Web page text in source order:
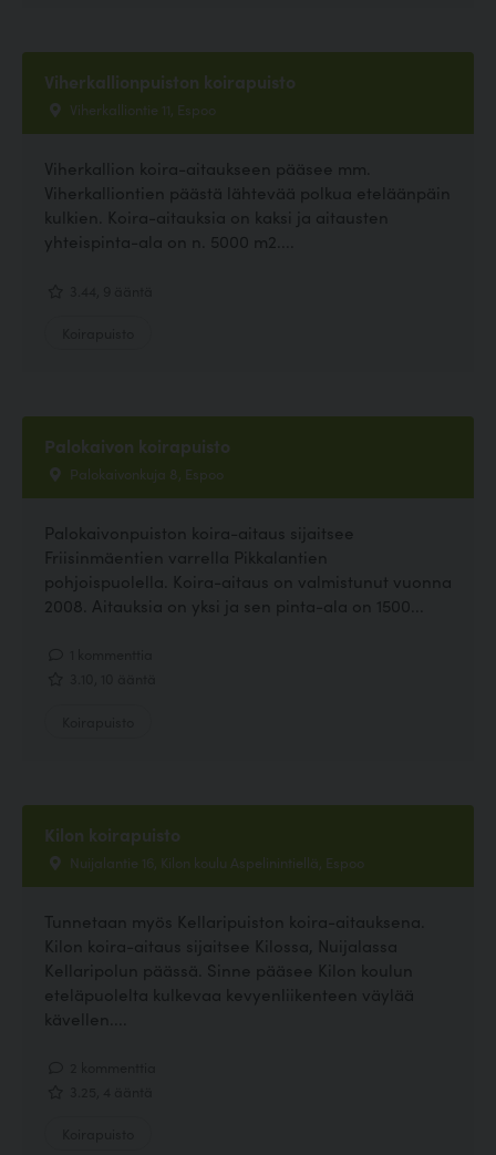
Viherkallionpuiston koirapuisto
Viherkalliontie 11, Espoo
Viherkallion koira-aitaukseen pääsee mm.
Viherkalliontien päästä lähtevää polkua eteläänpäin
kulkien. Koira-aitauksia on kaksi ja aitausten
yhteispinta-ala on n. 5000 m2....
Palokaivon koirapuisto
Palokaivonkuja 8, Espoo
Palokaivonpuiston koira-aitaus sijaitsee
Friisinmäentien varrella Pikkalantien
pohjoispuolella. Koira-aitaus on valmistunut vuonna
2008. Aitauksia on yksi ja sen pinta-ala on 1500...
Kilon koirapuisto
Nuijalantie 16, Kilon koulu Aspelinintiellä, Espoo
Tunnetaan myös Kellaripuiston koira-aitauksena.
Kilon koira-aitaus sijaitsee Kilossa, Nuijalassa
Kellaripolun päässä. Sinne pääsee Kilon koulun
eteläpuolelta kulkevaa kevyenliikenteen väylää
kävellen....